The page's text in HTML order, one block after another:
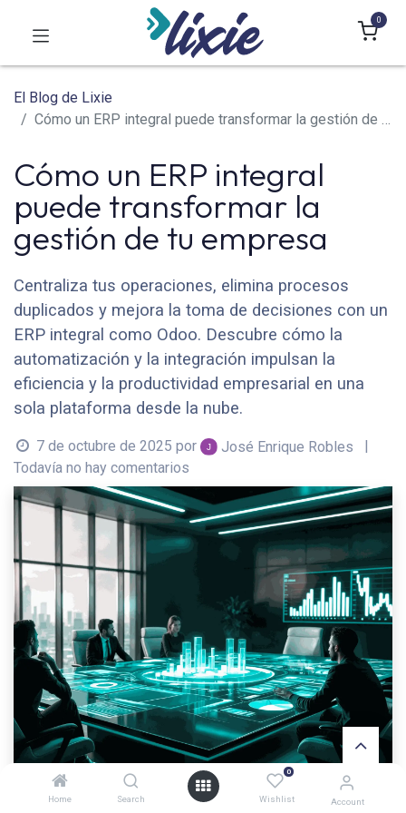
Home Search
0
Wishlist Account
0
El Blog de Lixie
Cómo un ERP integral puede transformar la gestión de tu empresa
Cómo un ERP integral
puede transformar la
gestión de tu empresa
Centraliza tus operaciones, elimina procesos
duplicados y mejora la toma de decisiones con un
ERP integral como Odoo. Descubre cómo la
automatización y la integración impulsan la
eficiencia y la productividad empresarial en una
sola plataforma desde la nube.
7 de octubre de 2025 por José Enrique Robles
|
Todavía no hay comentarios